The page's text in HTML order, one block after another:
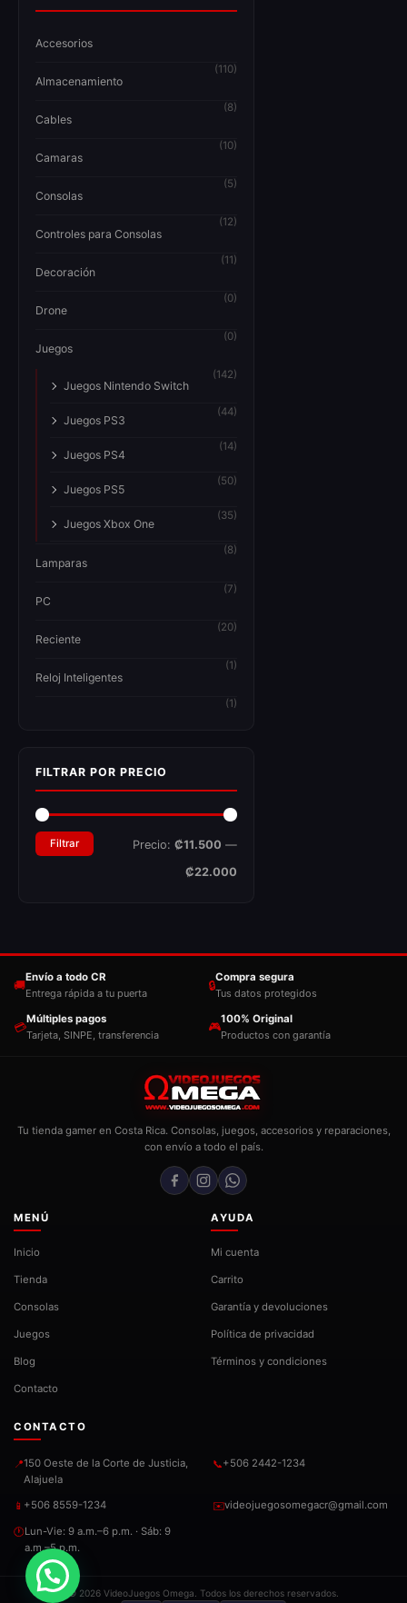
Accesorios
(110)
Almacenamiento
(8)
Cables
(10)
Camaras
(5)
Consolas
(12)
Controles para Consolas
(11)
Decoración
(0)
Drone
(0)
Juegos
(142)
Juegos Nintendo Switch
(44)
Juegos PS3
(14)
Juegos PS4
(50)
Juegos PS5
(35)
Juegos Xbox One
(8)
Lamparas
(7)
PC
(20)
Reciente
(1)
Reloj Inteligentes
(1)
FILTRAR POR PRECIO
Filtrar Precio: ₡11.500 —
₡22.000
🚚
Envío a todo CR
Entrega rápida a tu puerta
🔒
Compra segura
Tus datos protegidos
💳
Múltiples pagos
Tarjeta, SINPE, transferencia
🎮
100% Original
Productos con garantía
Tu tienda gamer en Costa Rica. Consolas, juegos, accesorios y reparaciones,
con envío a todo el país.
MENÚ
Inicio
Tienda
Consolas
Juegos
Blog
Contacto
AYUDA
Mi cuenta
Carrito
Garantía y devoluciones
Política de privacidad
Términos y condiciones
CONTACTO
📍150 Oeste de la Corte de Justicia,
Alajuela
📞+506 2442-1234
📱 +506 8559-1234 ✉️videojuegosomegacr@gmail.com
🕐Lun-Vie: 9 a.m.–6 p.m. · Sáb: 9
a.m.–5 p.m.
© 2026 VideoJuegos Omega. Todos los derechos reservados.